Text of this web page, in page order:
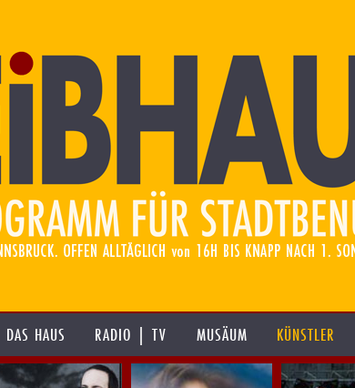
DAS HAUS RADIO | TV MUSÄUM KÜNSTLER